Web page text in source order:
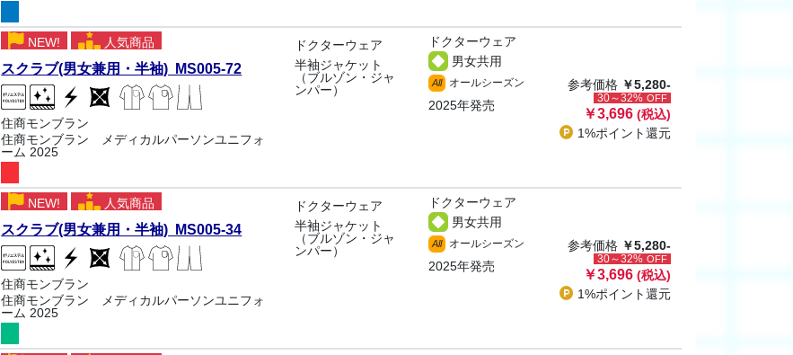
NEW! 人気商品
スクラブ(男女兼用・半袖) MS005-72
住商モンブラン
住商モンブラン メディカルパーソンユニフォ
ーム 2025
ドクターウェア
半袖ジャケット
（ブルゾン・ジャ
ンパー）
ドクターウェア
男女共用
All オールシーズン
2025年発売
参考価格 ￥5,280-
30～32% OFF
￥3,696 (税込)
1%ポイント還元
NEW! 人気商品
スクラブ(男女兼用・半袖) MS005-34
住商モンブラン
住商モンブラン メディカルパーソンユニフォ
ーム 2025
ドクターウェア
半袖ジャケット
（ブルゾン・ジャ
ンパー）
ドクターウェア
男女共用
All オールシーズン
2025年発売
参考価格 ￥5,280-
30～32% OFF
￥3,696 (税込)
1%ポイント還元